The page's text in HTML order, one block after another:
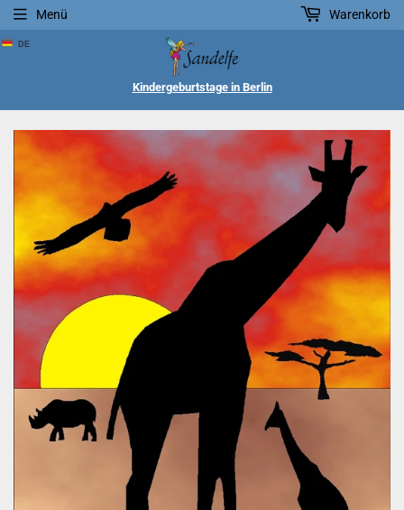
Kindergeburtstage in Berlin
Menü Warenkorb
DE